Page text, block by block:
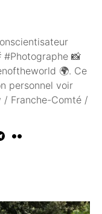
#Photographe 📸
🌍. Ce
personnel voir
/ Franche-Comté /